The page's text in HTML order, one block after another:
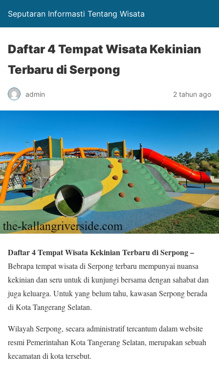
Seputaran Informasti Tentang Wisata
Daftar 4 Tempat Wisata Kekinian
Terbaru di Serpong
admin 2 tahun ago
Daftar 4 Tempat Wisata Kekinian Terbaru di Serpong –
Bebrapa tempat wisata di Serpong terbaru mempunyai nuansa
kekinian dan seru untuk di kunjungi bersama dengan sahabat dan
juga keluarga. Untuk yang belum tahu, kawasan Serpong berada
di Kota Tangerang Selatan.
Wilayah Serpong, secara administratif tercantum dalam website
resmi Pemerintahan Kota Tangerang Selatan, merupakan sebuah
kecamatan di kota tersebut.